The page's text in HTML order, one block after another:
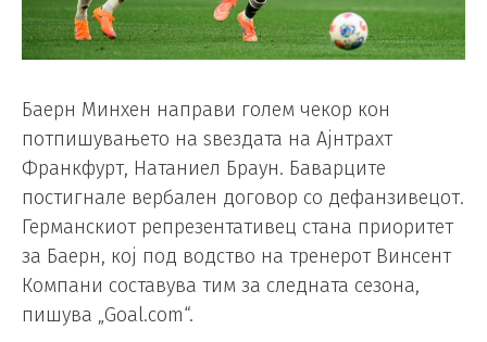
Баерн Минхен направи голем чекор кон
потпишувањето на ѕвездата на Ајнтрахт
Франкфурт, Натаниел Браун. Баварците
постигнале вербален договор со дефанзивецот.
Германскиот репрезентативец стана приоритет
за Баерн, кој под водство на тренерот Винсент
Компани составува тим за следната сезона,
пишува „Goal.com“.